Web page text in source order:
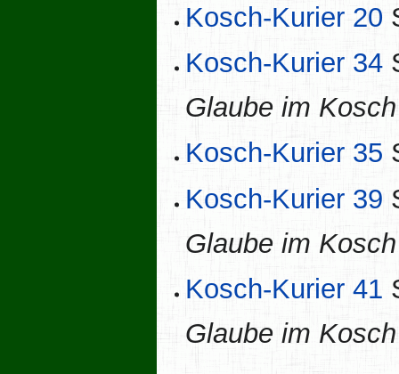
Kosch-Kurier 20
Kosch-Kurier 34
Glaube im
Kosch-Kurier 35
Kosch-Kurier 39
Glaube im
Kosch-Kurier 41
Glaube im